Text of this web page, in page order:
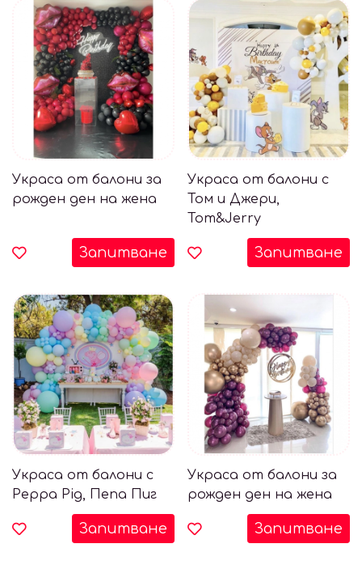
Украса от балони за
рожден ден на жена
Запитване
Украса от балони с
Том и Джери,
Tom&Jerry
Запитване
Украса от балони с
Peppa Pig, Пепа Пиг
Запитване
Украса от балони за
рожден ден на жена
Запитване